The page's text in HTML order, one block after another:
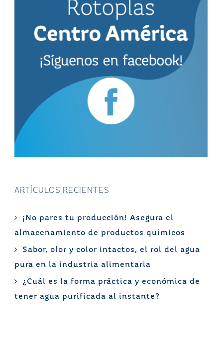
ARTÍCULOS RECIENTES
¡No pares tu producción! Asegura el
almacenamiento de productos químicos
Sabor, olor y color intactos, el rol del agua
pura en la industria alimentaria
¿Cuál es la forma práctica y económica de
tener agua purificada al instante?